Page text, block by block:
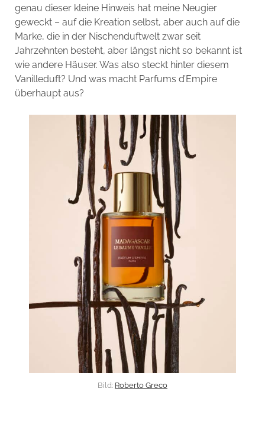
genau dieser kleine Hinweis hat meine Neugier
geweckt – auf die Kreation selbst, aber auch auf die
Marke, die in der Nischenduftwelt zwar seit
Jahrzehnten besteht, aber längst nicht so bekannt ist
wie andere Häuser. Was also steckt hinter diesem
Vanilleduft? Und was macht Parfums d’Empire
überhaupt aus?
Bild: Roberto Greco